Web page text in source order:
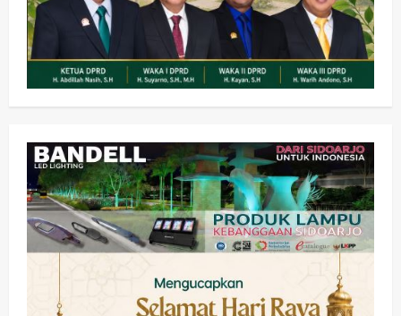
2
Adu Taktik di Atas Rumput Sintetis:
PWI dan Sapma PP Sidoarjo
Memanaskan Mesin Menuju Piala
Soccer
wartanusa 5 Agustus 2026
Ekonomi Hiburan Pemerintahan
HOT NEWS: Ribuan Warga Wage
Tumplek Blek di Bazar Rakyat Jalan
Jambu, Borong Kuliner UMKM Sambil
Nonton Jaranan!